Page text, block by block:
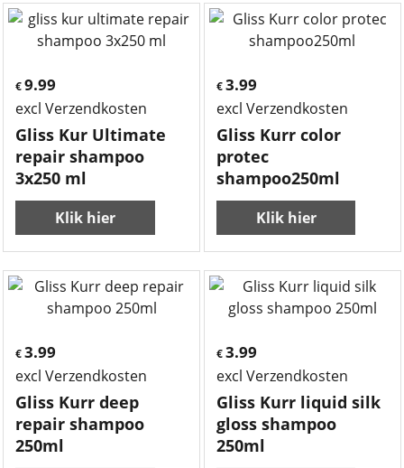
€ 9.99
excl Verzendkosten
Gliss Kur Ultimate
repair shampoo
3x250 ml
Klik hier
€3.99
excl Verzendkosten
Gliss Kurr color
protec
shampoo250ml
Klik hier
€ 3.99
excl Verzendkosten
Gliss Kurr deep
repair shampoo
250ml
€3.99
excl Verzendkosten
Gliss Kurr liquid silk
gloss shampoo
250ml